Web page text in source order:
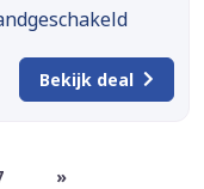
Bekijk deal
»